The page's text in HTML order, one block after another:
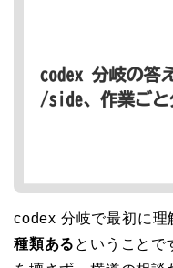
codex 分岐で最初に理
種類ある ということで